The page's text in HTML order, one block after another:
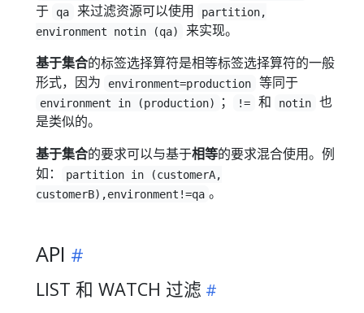
于
qa 来过滤资源可以使用
partition,
environment notin (qa)
来实现。
基于集合的标签选择算符是相等标签选择算符的一般
形式，因为
environment=production 等同于
environment in (production) ； != 和 notin
也
是类似的。
基于集合的要求可以与基于相等的要求混合使用。例
如：
partition in (customerA,
customerB),environment!=qa 。
API
LIST 和 WATCH 过滤